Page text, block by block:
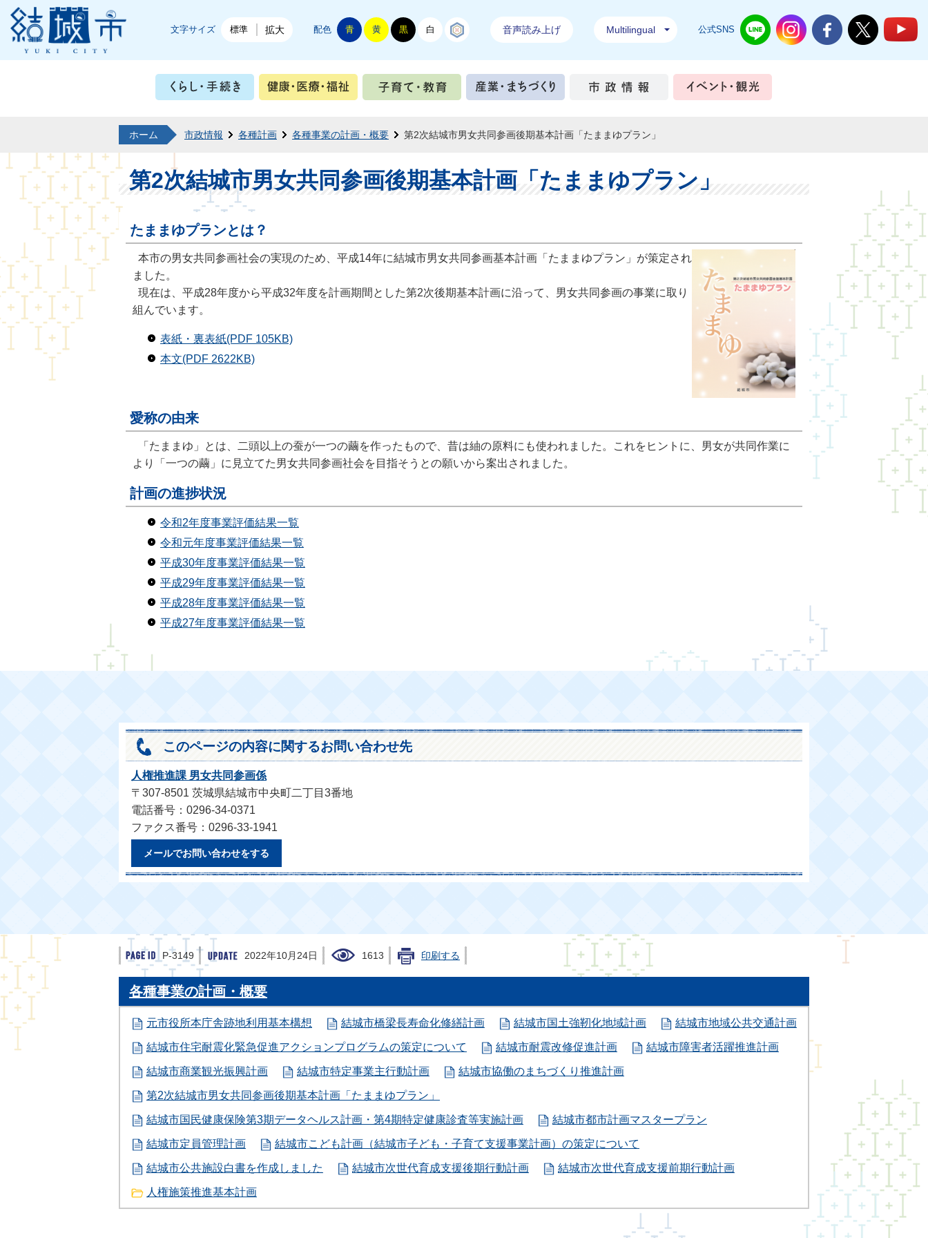
結城市公式ホームページ
文字サイズ 標準 拡大 配色 青 黄 黒 白 音声読み上げ Multilingual 公式SNS 結城市公式LINE結城市公式Instagram
結城市公式Facebook
結城市公式
くらし・手続き 健康・医療・福祉 子育て・教育 産業・まちづくり 市政情報
ホーム 市政情報 各種計画 各種事業の計画・概要 第2次結城市男女共同参画後期基本計画「たままゆプラン」
第2次結城市男女共同参画後期基本計画「たままゆプラン」
たままゆプランとは？
本市の男女共同参画社会の実現のため、平成14年に結城市男女共同参画基本計画「たままゆプラン」が策定され
ました。
現在は、平成28年度から平成32年度を計画期間とした第2次後期基本計画に沿って、男女共同参画の事業に取り
組んでいます。
表紙・裏表紙(PDF 105KB)
本文(PDF 2622KB)
愛称の由来
「たままゆ」とは、二頭以上の蚕が一つの繭を作ったもので、昔は紬の原料にも使われました。これをヒントに、男女が共同作業に
より「一つの繭」に見立てた男女共同参画社会を目指そうとの願いから案出されました。
計画の進捗状況
令和2年度事業評価結果一覧
令和元年度事業評価結果一覧
平成30年度事業評価結果一覧
平成29年度事業評価結果一覧
平成28年度事業評価結果一覧
平成27年度事業評価結果一覧
このページの内容に関するお問い合わせ先
人権推進課 男女共同参画係
〒307-8501 茨城県結城市中央町二丁目3番地
電話番号：0296-34-0371
ファクス番号：0296-33-1941
メールでお問い合わせをする
P-3149 2022年10月24日 1613 印刷する
各種事業の計画・概要
元市役所本庁舎跡地利用基本構想 結城市橋梁長寿命化修繕計画 結城市国土強靭化地域計画 結城市地域公共交通計画
結城市住宅耐震化緊急促進アクションプログラムの策定について 結城市耐震改修促進計画 結城市障害者活躍推進計画
結城市商業観光振興計画 結城市特定事業主行動計画 結城市協働のまちづくり推進計画
第2次結城市男女共同参画後期基本計画「たままゆプラン」
結城市国民健康保険第3期データヘルス計画・第4期特定健康診査等実施計画 結城市都市計画マスタープラン
結城市定員管理計画 結城市こども計画（結城市子ども・子育て支援事業計画）の策定について
結城市公共施設白書を作成しました 結城市次世代育成支援後期行動計画 結城市次世代育成支援前期行動計画
人権施策推進基本計画